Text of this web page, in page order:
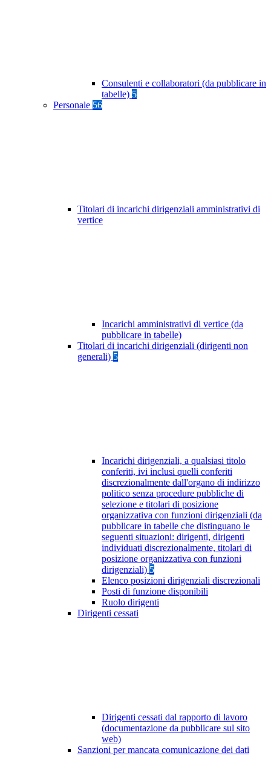
Consulenti e collaboratori (da pubblicare in
tabelle) 5
Personale 56
Titolari di incarichi dirigenziali amministrativi di
vertice
Incarichi amministrativi di vertice (da
pubblicare in tabelle)
Titolari di incarichi dirigenziali (dirigenti non
generali) 5
Incarichi dirigenziali, a qualsiasi titolo
conferiti, ivi inclusi quelli conferiti
discrezionalmente dall'organo di indirizzo
politico senza procedure pubbliche di
selezione e titolari di posizione
organizzativa con funzioni dirigenziali (da
pubblicare in tabelle che distinguano le
seguenti situazioni: dirigenti, dirigenti
individuati discrezionalmente, titolari di
posizione organizzativa con funzioni
dirigenziali) 5
Elenco posizioni dirigenziali discrezionali
Posti di funzione disponibili
Ruolo dirigenti
Dirigenti cessati
Dirigenti cessati dal rapporto di lavoro
(documentazione da pubblicare sul sito
web)
Sanzioni per mancata comunicazione dei dati